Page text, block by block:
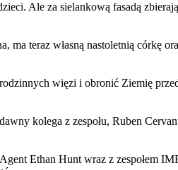
Ale za sielankową fasadą
teraz własną nastoletnią córkę
więzi i obronić Ziemię
kolega z zespołu, Ruben
Ethan Hunt wraz z zespołem